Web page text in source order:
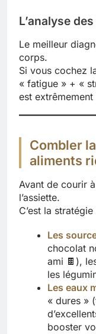
L’analyse
Le meilleur
corps.
Si vous cochez
« fatigue » + «
est extrêmement
Combler
aliments
Avant de courir
l’assiette.
C’est la
Les
chocolat
ami 🍫),
les
Les eaux
« dures »
booster